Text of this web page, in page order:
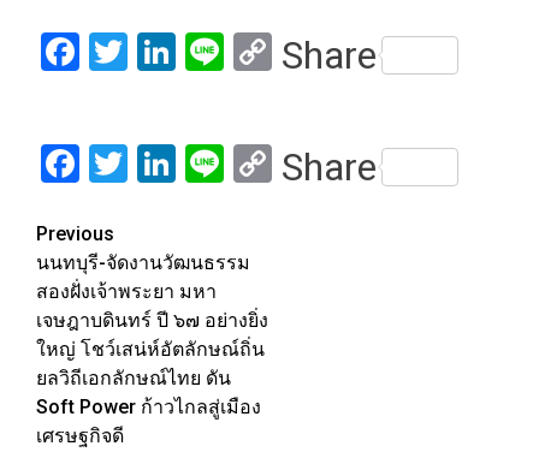
Facebook
Twitter
LinkedIn
LineCopy
Share
Facebook
Twitter
LinkedIn
LineCopy
Share
Post
navigation
Previous
นนทบุรี-จัดงานวัฒนธรรม
สองฝั่งเจ้าพระยา มหา
เจษฎาบดินทร์ ปี ๖๗ อย่างยิ่ง
ใหญ่ โชว์เสน่ห์อัตลักษณ์ถิ่น
ยลวิถีเอกลักษณ์ไทย ดัน
Soft Power ก้าวไกลสู่เมือง
เศรษฐกิจดี